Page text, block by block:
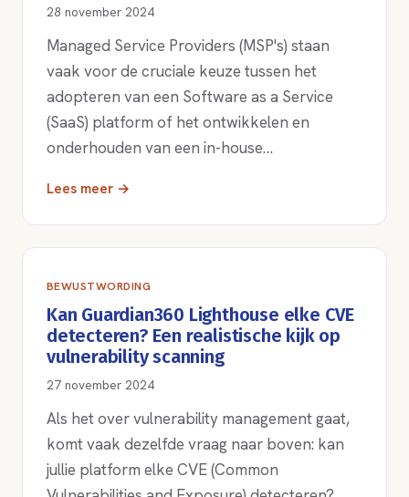
28 november 2024
Managed Service Providers (MSP's) staan
vaak voor de cruciale keuze tussen het
adopteren van een Software as a Service
(SaaS) platform of het ontwikkelen en
onderhouden van een in-house…
Lees meer →
BEWUSTWORDING
Kan Guardian360 Lighthouse elke CVE
detecteren? Een realistische kijk op
vulnerability scanning
27 november 2024
Als het over vulnerability management gaat,
komt vaak dezelfde vraag naar boven: kan
jullie platform elke CVE (Common